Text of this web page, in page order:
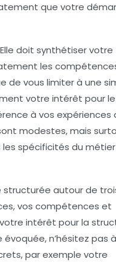
que votre
doit synthétiser votre
les
de vous limiter à une
votre intérêt pour le
à vos expériences
modestes, mais
spécificités du métier
autour de
vos compétences et
intérêt pour la
n’hésitez pas à
par exemple votre